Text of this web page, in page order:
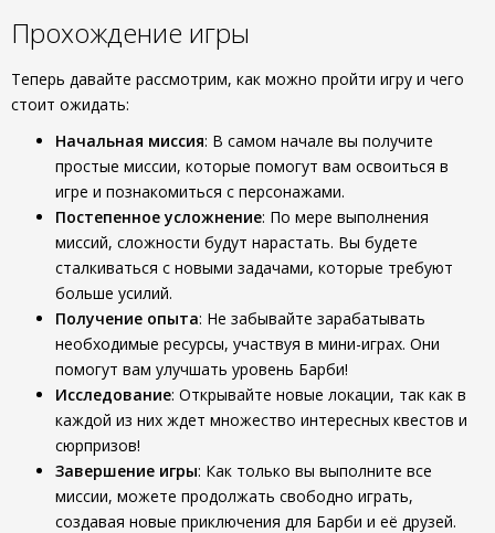
Прохождение игры
Теперь давайте рассмотрим, как можно пройти игру и чего
стоит ожидать:
Начальная миссия: В самом начале вы получите
простые миссии, которые помогут вам освоиться в
игре и познакомиться с персонажами.
Постепенное усложнение: По мере выполнения
миссий, сложности будут нарастать. Вы будете
сталкиваться с новыми задачами, которые требуют
больше усилий.
Получение опыта: Не забывайте зарабатывать
необходимые ресурсы, участвуя в мини-играх. Они
помогут вам улучшать уровень Барби!
Исследование: Открывайте новые локации, так как в
каждой из них ждет множество интересных квестов и
сюрпризов!
Завершение игры: Как только вы выполните все
миссии, можете продолжать свободно играть,
создавая новые приключения для Барби и её друзей.